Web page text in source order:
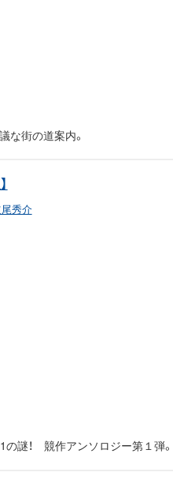
な街の道案内。
秀介
の謎！ 競作アンソロジー第１弾。